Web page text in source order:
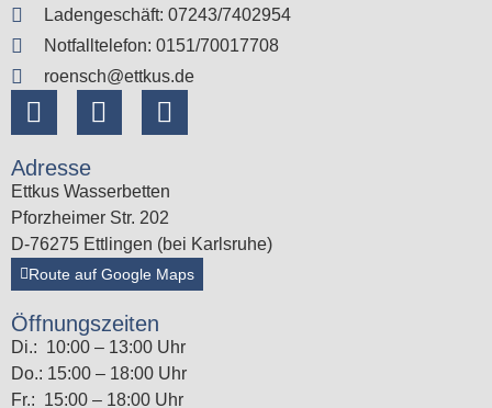
Ladengeschäft: 07243/7402954
Notfalltelefon: 0151/70017708
roensch@ettkus.de
Adresse
Ettkus Wasserbetten
Pforzheimer Str. 202
D-76275 Ettlingen (bei Karlsruhe)
Route auf Google Maps
Öffnungszeiten
Di.: 10:00 – 13:00 Uhr
Do.: 15:00 – 18:00 Uhr
Fr.: 15:00 – 18:00 Uhr